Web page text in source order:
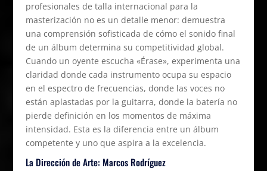
profesionales de talla internacional para la
masterización no es un detalle menor: demuestra
una comprensión sofisticada de cómo el sonido final
de un álbum determina su competitividad global.
Cuando un oyente escucha «Érase», experimenta una
claridad donde cada instrumento ocupa su espacio
en el espectro de frecuencias, donde las voces no
están aplastadas por la guitarra, donde la batería no
pierde definición en los momentos de máxima
intensidad. Esta es la diferencia entre un álbum
competente y uno que aspira a la excelencia.
La Dirección de Arte: Marcos Rodríguez